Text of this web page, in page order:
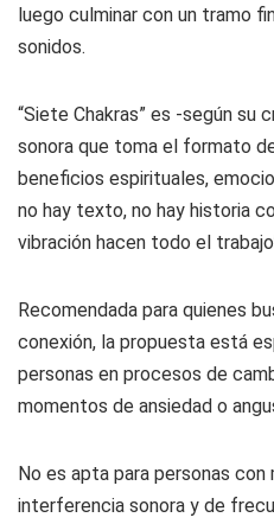
luego culminar con un tramo
sonidos.
“Siete Chakras” es -según su
sonora que toma el formato
beneficios espirituales,
no hay texto, no hay historia
vibración hacen todo el
Recomendada para quienes
conexión, la propuesta está
personas en procesos de
momentos de ansiedad o
No es apta para personas con
interferencia sonora y de